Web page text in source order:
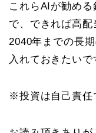
これらAIが勧め
で、できれば高配
2040年までの長
入れておきたいで
※投資は自己責任